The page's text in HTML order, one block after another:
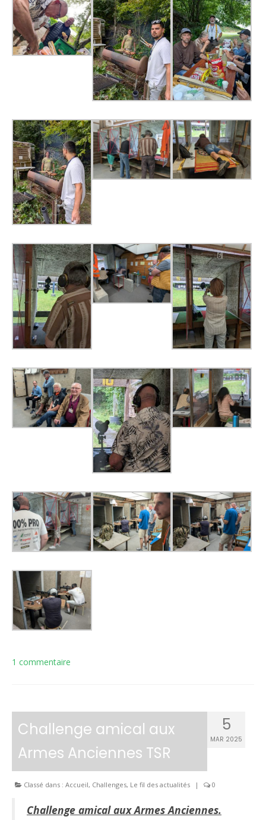
1 commentaire
5
MAR 2025
Challenge amical aux
Armes Anciennes TSR
Classé dans : Accueil, Challenges, Le fil des actualités | 0
Challenge amical aux Armes Anciennes.